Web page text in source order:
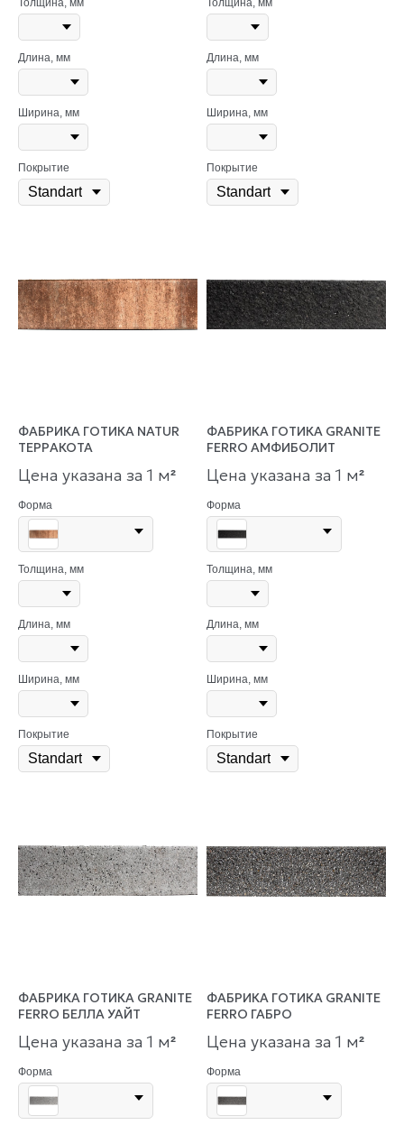
Толщина, мм
Длина, мм
Ширина, мм
Покрытие
Толщина, мм
Длина, мм
Ширина, мм
Покрытие
ФАБРИКА ГОТИКА NATUR
ТЕРРАКОТА
Цена указана за 1 м²
Форма
Толщина, мм
Длина, мм
Ширина, мм
Покрытие
ФАБРИКА ГОТИКА GRANITE
FERRO АМФИБОЛИТ
Цена указана за 1 м²
Форма
Толщина, мм
Длина, мм
Ширина, мм
Покрытие
ФАБРИКА ГОТИКА GRANITE
FERRO БЕЛЛА УАЙТ
Цена указана за 1 м²
Форма
ФАБРИКА ГОТИКА GRANITE
FERRO ГАБРО
Цена указана за 1 м²
Форма